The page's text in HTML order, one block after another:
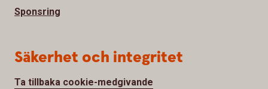
Sponsring
Säkerhet och integritet
Ta tillbaka cookie-medgivande